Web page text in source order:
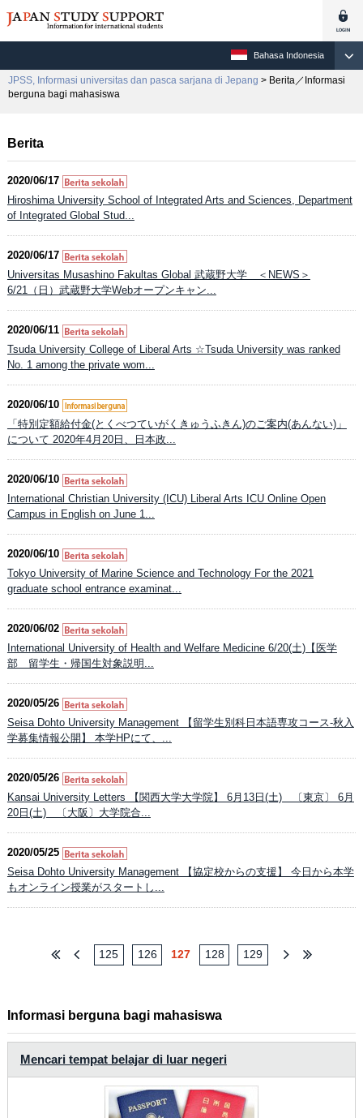
Bahasa Indonesia
JPSS, Informasi universitas dan pasca sarjana di Jepang > Berita／Informasi
berguna bagi mahasiswa
Berita
2020/06/17
Hiroshima University School of Integrated Arts and Sciences, Department
of Integrated Global Stud...
2020/06/17
Universitas Musashino Fakultas Global 武蔵野大学 ＜NEWS＞
6/21（日）武蔵野大学Webオープンキャン...
2020/06/11
Tsuda University College of Liberal Arts ☆Tsuda University was ranked
No. 1 among the private wom...
2020/06/10
「特別定額給付金(とくべつていがくきゅうふきん)のご案内(あんない)」
について 2020年4月20日、日本政...
2020/06/10
International Christian University (ICU) Liberal Arts ICU Online Open
Campus in English on June 1...
2020/06/10
Tokyo University of Marine Science and Technology For the 2021
graduate school entrance examinat...
2020/06/02
International University of Health and Welfare Medicine 6/20(土)【医学
部 留学生・帰国生対象説明...
2020/05/26
Seisa Dohto University Management 【留学生別科日本語専攻コース-秋入
学募集情報公開】 本学HPにて、...
2020/05/26
Kansai University Letters 【関西大学大学院】 6月13日(土) 〔東京〕 6月
20日(土) 〔大阪〕大学院合...
2020/05/25
Seisa Dohto University Management 【協定校からの支援】 今日から本学
もオンライン授業がスタートし...
125 126 127 128 129
Informasi berguna bagi mahasiswa
Mencari tempat belajar di luar negeri